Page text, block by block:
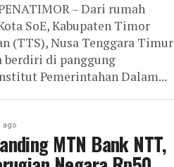
– Dari rumah
SoE, Kabupaten Timor
(TTS), Nusa Tenggara Timur
berdiri di panggung
Pemerintahan Dalam...
ago
MTN Bank NTT,